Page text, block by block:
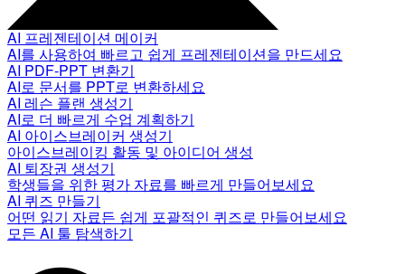
AI 프레젠테이션 메이커
AI를 사용하여 빠르고 쉽게 프레젠테이션을 만드세요
AI PDF-PPT 변환기
AI로 문서를 PPT로 변환하세요
AI 레슨 플랜 생성기
AI로 더 빠르게 수업 계획하기
AI 아이스브레이커 생성기
아이스브레이킹 활동 및 아이디어 생성
AI 퇴장권 생성기
학생들을 위한 평가 자료를 빠르게 만들어보세요
AI 퀴즈 만들기
어떤 읽기 자료든 쉽게 포괄적인 퀴즈로 만들어보세요
모든 AI 툴 탐색하기